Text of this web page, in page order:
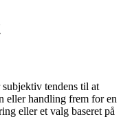
tendens til at
eller handling frem for en
eller et valg baseret på